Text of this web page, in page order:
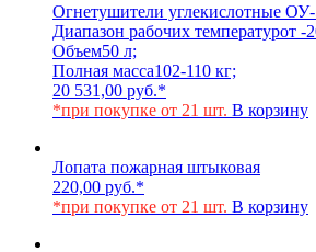
Огнетушители углекислотные
Диапазон рабочих температурот -
Объем50 л;
Полная масса102-110 кг;
20 531,00 руб.*
*при покупке от 21 шт. В корзину
Лопата пожарная штыковая
220,00 руб.*
*при покупке от 21 шт. В корзину